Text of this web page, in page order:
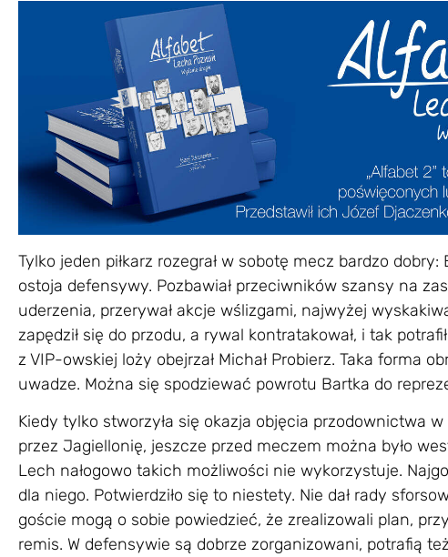
Tylko jeden piłkarz rozegrał w sobotę mecz bardzo
ostoja defensywy. Pozbawiał przeciwników szansy na
uderzenia, przerywał akcje wślizgami, najwyżej
zapędził się do przodu, a rywal kontratakował, i tak
z VIP-owskiej loży obejrzał Michał Probierz. Taka forma
uwadze. Można się spodziewać powrotu Bartka do
Kiedy tylko stworzyła się okazja objęcia przodownictwa
przez Jagiellonię, jeszcze przed meczem można było
Lech nałogowo takich możliwości nie wykorzystuje.
dla niego. Potwierdziło się to niestety. Nie dał rady
goście mogą o sobie powiedzieć, że zrealizowali plan,
remis. W defensywie są dobrze zorganizowani, potrafią